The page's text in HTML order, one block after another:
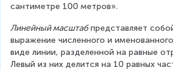
сантиметре 100 метров».
Линейный масштаб представ­ляет
выражение численного и
виде линии, разделенной на равные
Левый из них делится на 10 равных